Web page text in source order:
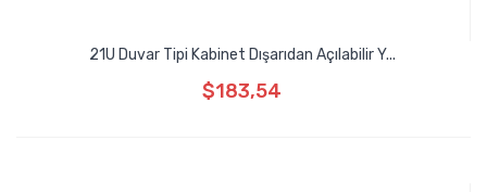
21U Duvar Tipi Kabinet Dışarıdan Açılabilir Y...
$183,54